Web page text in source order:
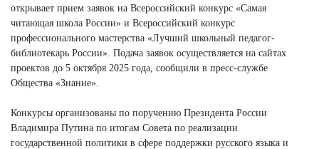
открывает прием заявок на Всероссийский конкурс «Самая
читающая школа России» и Всероссийский конкурс
профессионального мастерства «Лучший школьный педагог-
библиотекарь России». Подача заявок осуществляется на сайтах
проектов до 5 октября 2025 года, сообщили в пресс-службе
Общества «Знание».
Конкурсы организованы по поручению Президента России
Владимира Путина по итогам Совета по реализации
государственной политики в сфере поддержки русского языка и